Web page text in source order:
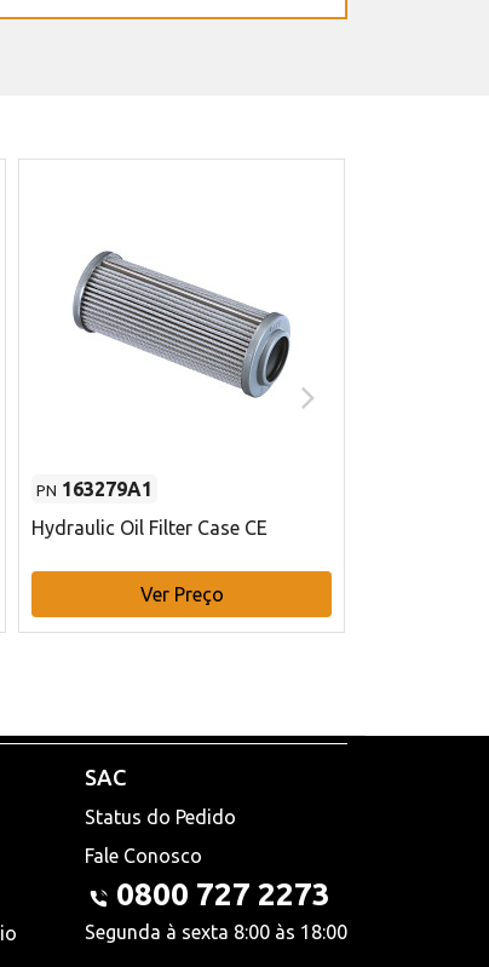
PN 163279A1
Hydraulic Oil Filter Case CE
Ver Preço
SAC
Status do Pedido
Fale Conosco
0800 727 2273
Segunda à sexta 8:00 às 18:00